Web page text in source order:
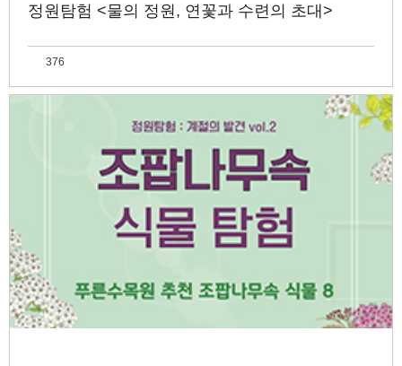
정원탐험 <물의 정원, 연꽃과 수련의 초대>
376